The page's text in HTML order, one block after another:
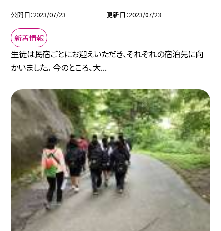
公開日 2023/07/23 更新日 2023/07/23
新着情報
生徒は民宿ごとにお迎えいただき、それぞれの宿泊先に向
かいました。 今のところ、大...